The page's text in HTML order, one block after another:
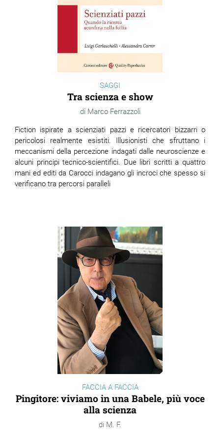
SAGGI
Tra scienza e show
Marco Ferrazzoli
Fiction ispirate a scienziati pazzi e ricercatori bizzarri o
pericolosi realmente esistiti. Illusionisti che sfruttano i
meccanismi della percezione indagati dalle neuroscienze e
alcuni principi tecnico-scientifici. Due libri scritti a quattro
mani ed editi da Carocci indagano gli incroci che spesso si
verificano tra percorsi paralleli
FACCIA A FACCIA
Pingitore: viviamo in una Babele, più voce
alla scienza
M. F.